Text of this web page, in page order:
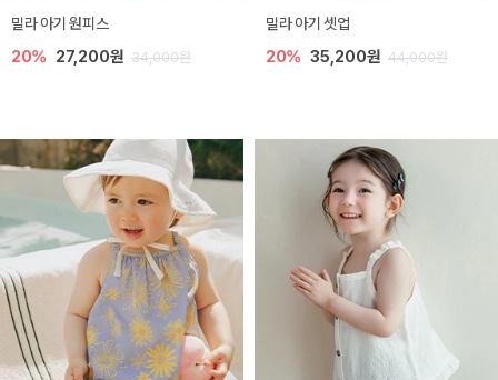
밀라 아기 원피스
20% 27,200원 34,000원
밀라 아기 셋업
20% 35,200원 44,000원